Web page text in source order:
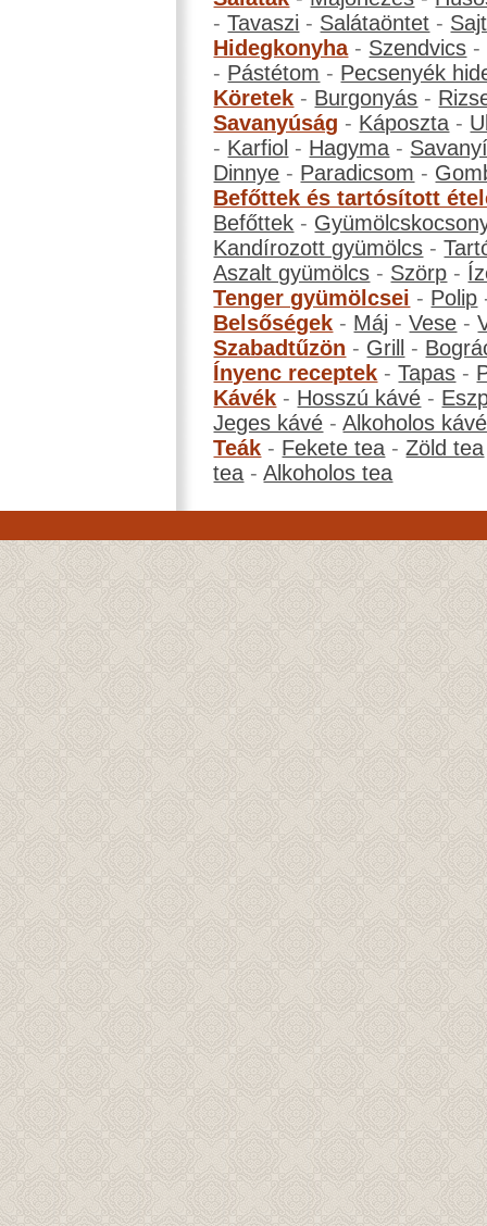
-Tavaszi - Salátaöntet -
Hidegkonyha- Szendvics -
- Pástétom - Pecsenyék
Köretek - Burgonyás -
Savanyúság - Káposzta -
- Karfiol - Hagyma -
Dinnye - Paradicsom -
Befőttek és tartósított
Befőttek -
Kandírozott gyümölcs -
Aszalt gyümölcs - Szörp -
Tenger gyümölcsei - Polip
Belsőségek - Máj -Vese -
Szabadtűzön - Grill -
Ínyenc receptek -Tapas -
Kávék - Hosszú kávé -
Jeges kávé -Alkoholos kávé
Teák - Fekete tea -Zöld tea
tea -Alkoholos tea